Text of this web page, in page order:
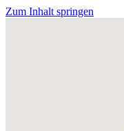
Zum Inhalt springen